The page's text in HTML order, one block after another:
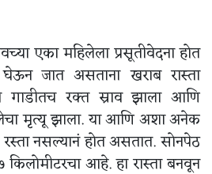
एका महिलेला प्रसूतीवेदना होत
जात असताना खराब रास्ता
गाडीतच रक्त स्राव झाला आणि
मृत्यू झाला. या आणि अशा अनेक
रस्ता नसल्यानं होत असतात. सोनपेठ
किलोमीटरचा आहे. हा रास्ता बनवून